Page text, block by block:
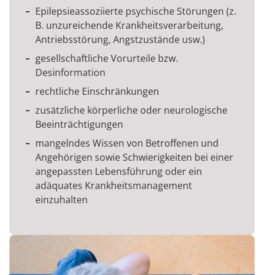
Epilepsieassoziierte psychische Störungen (z.
B. unzureichende Krankheitsverarbeitung,
Antriebsstörung, Angstzustände usw.)
gesellschaftliche Vorurteile bzw.
Desinformation
rechtliche Einschränkungen
zusätzliche körperliche oder neurologische
Beeinträchtigungen
mangelndes Wissen von Betroffenen und
Angehörigen sowie Schwierigkeiten bei einer
angepassten Lebensführung oder ein
adäquates Krankheitsmanagement
einzuhalten